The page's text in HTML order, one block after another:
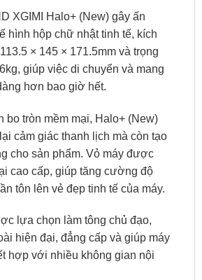
XGIMI Halo+ (New) gây ấn
hình hộp chữ nhật tinh tế, kích
× 145 × 171.5mm và trọng
giúp việc di chuyển và mang
hơn bao giờ hết.
bo tròn mềm mại, Halo+ (New)
cảm giác thanh lịch mà còn tạo
cho sản phẩm. Vỏ máy được
cao cấp, giúp tăng cường độ
tôn lên vẻ đẹp tinh tế của máy.
lựa chọn làm tông chủ đạo,
hiện đại, đẳng cấp và giúp máy
hợp với nhiều không gian nội